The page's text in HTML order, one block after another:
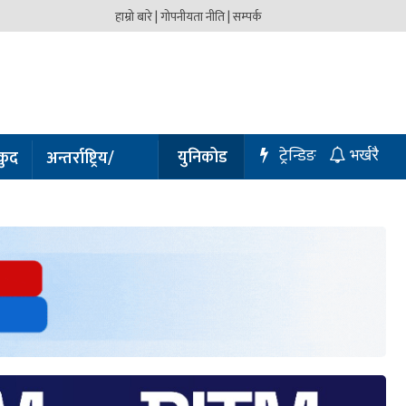
हाम्रो बारे |गोपनीयता नीति |सम्पर्क
अन्तर्राष्ट्रिय/
प्रबास
युनिकोड भर्खरै
ट्रेन्डिङ